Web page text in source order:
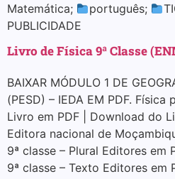
Matemática;
português;
PUBLICIDADE
Livro de Física 9ª Classe
BAIXAR MÓDULO 1 DE
(PESD) – IEDA EM PDF.
Livro em PDF | Download do
Editora nacional de
9ª classe – Plural Editores
9ª classe – Texto Editores